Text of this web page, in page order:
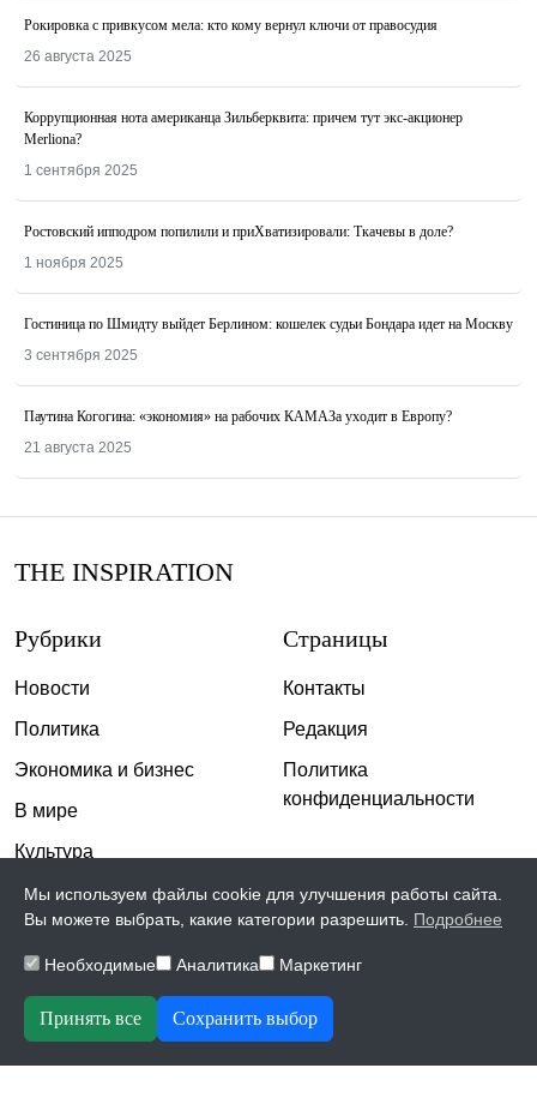
Рокировка с привкусом мела: кто кому вернул ключи от правосудия
26 августа 2025
Коррупционная нота американца Зильберквита: причем тут экс-акционер
Merliona?
1 сентября 2025
Ростовский ипподром попилили и приХватизировали: Ткачевы в доле?
1 ноября 2025
Гостиница по Шмидту выйдет Берлином: кошелек судьи Бондара идет на Москву
3 сентября 2025
Паутина Когогина: «экономия» на рабочих КАМАЗа уходит в Европу?
21 августа 2025
THE INSPIRATION
Рубрики
Новости
Политика
Экономика и бизнес
В мире
Культура
Спорт
Происшествия
Скандалы
Страницы
Контакты
Редакция
Политика
конфиденциальности
Мы используем файлы cookie для улучшения работы сайта.
Вы можете выбрать, какие категории разрешить. Подробнее
Необходимые Аналитика Маркетинг
Принять все Сохранить выбор